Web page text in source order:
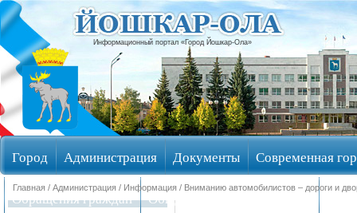
Информационный портал «Город Йошкар-Ола»
Город Администрация Документы Современная
Обращения граждан Общественные обсуждения
Главная / Администрация / Информация / Вниманию автомобилистов – дороги и